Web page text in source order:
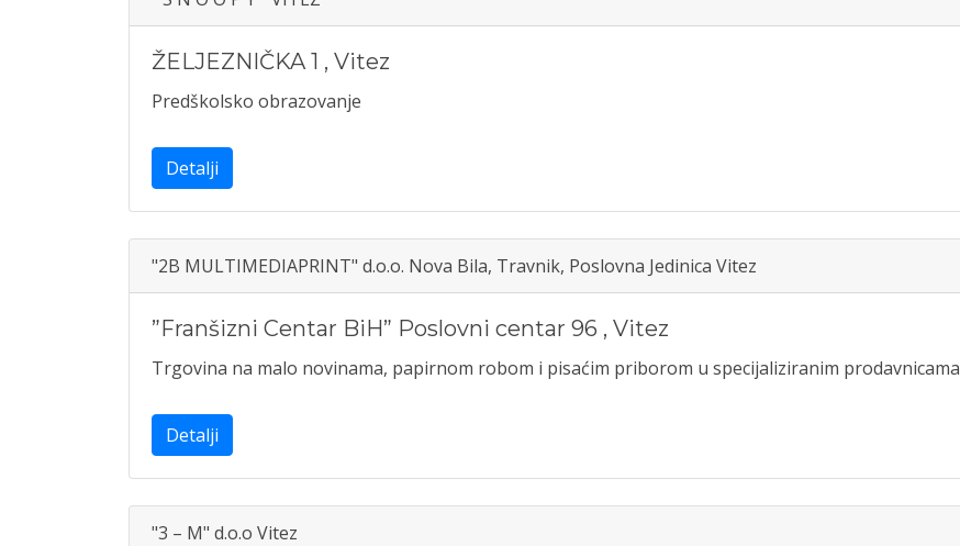
ŽELJEZNIČKA 1 , Vitez
Predškolsko obrazovanje
Detalji
"2B MULTIMEDIAPRINT" d.o.o. Nova Bila, Travnik, Poslovna Jedinica Vitez
”Franšizni Centar BiH” Poslovni centar 96 , Vitez
Trgovina na malo novinama, papirnom robom i pisaćim priborom u specijaliziranim prodavnicama
Detalji
"3 – M" d.o.o Vitez